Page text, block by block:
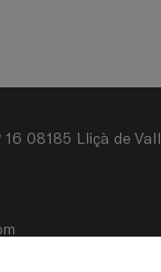
16 08185 Lliçà de Vall